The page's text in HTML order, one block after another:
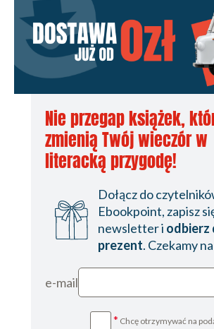
Nie przegap książek,
zmienią Twój wieczór w
literacką przygodę!
Dołącz do
Ebookpoint, zapisz
newsletter i odbierz
prezent. Czekamy
e-mail
* Chcę otrzymywać na